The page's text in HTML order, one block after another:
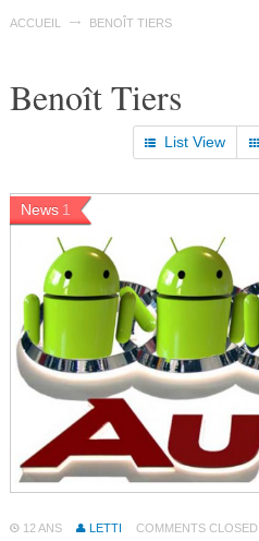
ACCUEIL BENOÎT TIERS
Benoît Tiers
List View
News 1
12 ANS LETTI COMMENTS CLOSED